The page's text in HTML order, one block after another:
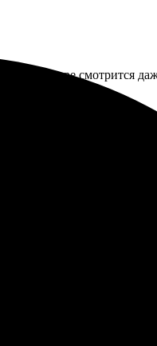
интерьере смотрится
с ожиданиями.